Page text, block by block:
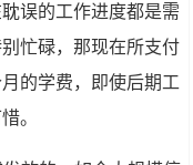
误的工作进度都是需
忙碌，那现在所支付
的学费，即使后期工
。